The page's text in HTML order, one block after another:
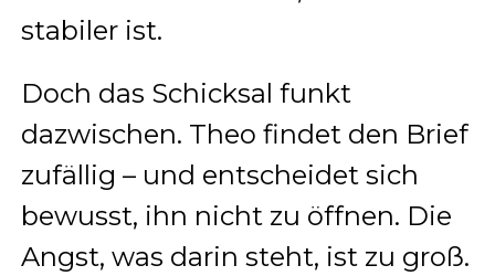
stabiler ist.
Doch das Schicksal funkt
dazwischen. Theo findet den Brief
zufällig – und entscheidet sich
bewusst, ihn nicht zu öffnen. Die
Angst, was darin steht, ist zu groß.